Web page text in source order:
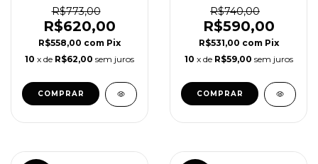
R$773,00
R$620,00
R$558,00 com Pix
10 x de R$62,00 sem juros
COMPRAR
R$740,00
R$590,00
R$531,00 com Pix
10 x de R$59,00 sem juros
COMPRAR